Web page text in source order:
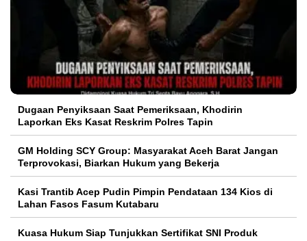
Dugaan Penyiksaan Saat Pemeriksaan, Khodirin
Laporkan Eks Kasat Reskrim Polres Tapin
GM Holding SCY Group: Masyarakat Aceh Barat Jangan
Terprovokasi, Biarkan Hukum yang Bekerja
Kasi Trantib Acep Pudin Pimpin Pendataan 134 Kios di
Lahan Fasos Fasum Kutabaru
Kuasa Hukum Siap Tunjukkan Sertifikat SNI Produk